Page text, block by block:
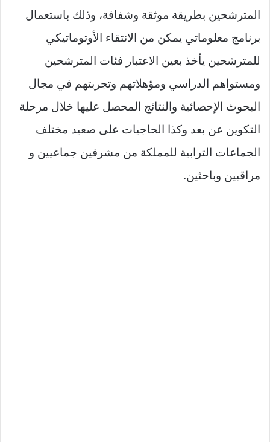
المترشحين بطريقة موثقة وشفافة، وذلك باستعمال
برنامج معلوماتي يمكن من الانتقاء الأوتوماتيكي
للمترشحين يأخذ بعين الاعتبار فئات المترشحين
ومستواهم الدراسي ومؤهلاتهم وتجربتهم في مجال
البحوث الإحصائية والنتائج المحصل عليها خلال مرحلة
التكوين عن بعد وكذا الحاجيات على صعيد مختلف
الجماعات الترابية للمملكة من مشرفين جماعيين و
مراقبين وباحثين.